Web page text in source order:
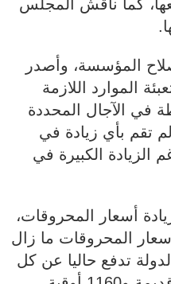
كما ناقش المجلس
المؤسسة، وأصدر
الموارد اللازمة
في الآجال المحددة
تقم بأي زيادة في
الكهرباء منذ 2019 رغم الزيادة الكبيرة في
أسعار المحروقات،
المحروقات ما زال
تدفع حاليا عن كل